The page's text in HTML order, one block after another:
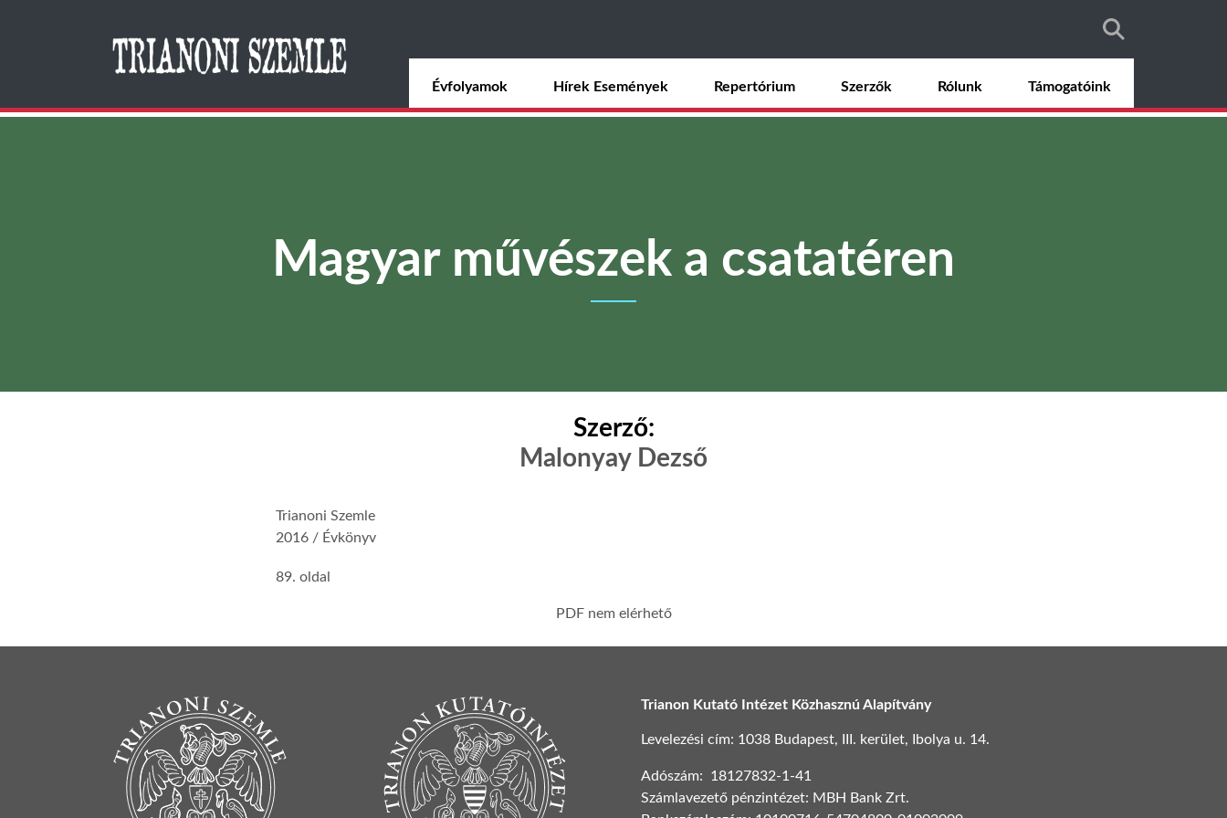
tartalomra
Évfolyamok Hírek Események Repertórium Szerzők Rólunk Támogatóink
Magyar művészek a csatatéren
Szerző:
Malonyay Dezső
Trianoni Szemle
2016 / Évkönyv
89. oldal
PDF nem elérhető
Trianon Kutató Intézet Közhasznú Alapítvány
Levelezési cím: 1038 Budapest, III. kerület, Ibolya u. 14.
Adószám: 18127832-1-41
Számlavezető pénzintézet: MBH Bank Zrt.